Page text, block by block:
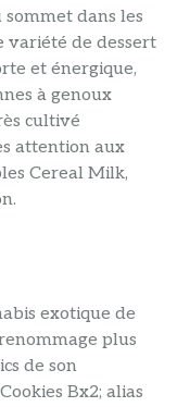
dans les
variété de dessert
et énergique,
à genoux
cultivé
attention aux
Cereal Milk,
exotique de
plus
de son
Bx2; alias